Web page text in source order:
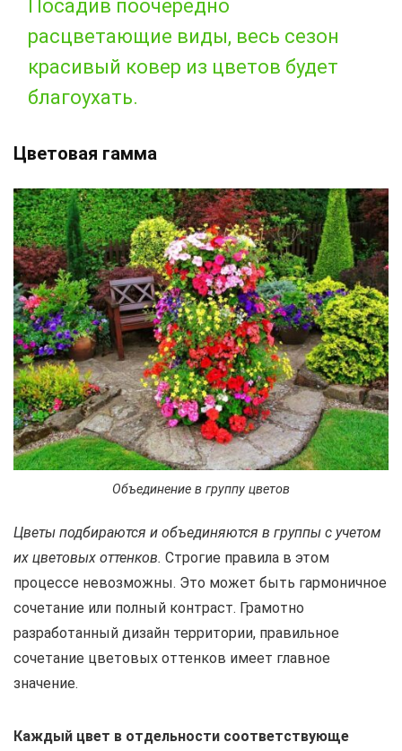
Посадив поочередно
расцветающие виды, весь сезон
красивый ковер из цветов будет
благоухать.
Цветовая гамма
Объединение в группу цветов
Цветы подбираются и объединяются в группы с учетом
их цветовых оттенков. Строгие правила в этом
процессе невозможны. Это может быть гармоничное
сочетание или полный контраст. Грамотно
разработанный дизайн территории, правильное
сочетание цветовых оттенков имеет главное
значение.
Каждый цвет в отдельности соответствующе